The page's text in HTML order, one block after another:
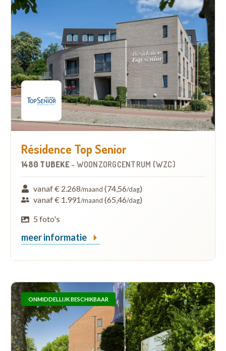
Résidence Top Senior
1480 TUBEKE - WOONZORGCENTRUM (WZC)
vanaf € 2.268/maand (74,56/dag)
vanaf € 1.991/maand (65,46/dag)
5 foto's
meer informatie
ONMIDDELLIJK BESCHIKBAAR